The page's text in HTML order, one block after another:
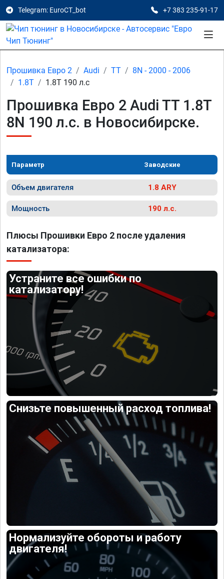
Telegram: EuroCT_bot +7 383 235-91-17
Прошивка Евро 2 Audi TT
8N - 2000 - 2006
1.8T
1.8T 190 л.с
Прошивка Евро 2 Audi TT 1.8T
8N 190 л.с. в Новосибирске.
Параметр Заводские
Объем двигателя 1.8 ARY
Мощность 190 л.с.
Плюсы Прошивки Евро 2 после удаления
катализатора:
Устраните все ошибки по
катализатору!
Снизьте повышенный расход топлива!
Нормализуйте обороты и работу
двигателя!